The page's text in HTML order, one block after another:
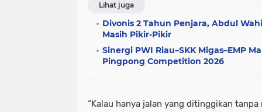
Lihat juga
Divonis 2 Tahun Penjara, Abdul
Masih Pikir-Pikir
Sinergi PWI Riau–SKK Migas–EMP
Pingpong Competition 2026
“Kalau hanya jalan yang ditinggikan